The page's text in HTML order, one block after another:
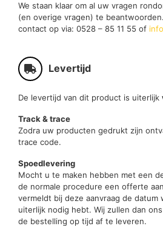
We staan klaar om al uw vragen
(en overige vragen) te
contact op via: 0528 – 85 11 55 of
Levertijd
De levertijd van dit product is uiterlijk
Track & trace
Zodra uw producten gedrukt zijn
trace code.
Spoedlevering
Mocht u te maken hebben met een
de normale procedure een offerte
vermeldt bij deze aanvraag de datum
uiterlijk nodig hebt. Wij zullen dan
de bestelling op tijd af te leveren.